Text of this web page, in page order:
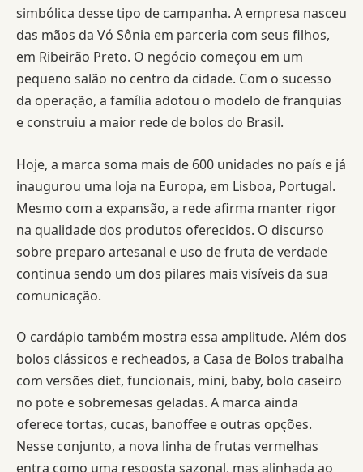
simbólica desse tipo de campanha. A empresa nasceu
das mãos da Vó Sônia em parceria com seus filhos,
em Ribeirão Preto. O negócio começou em um
pequeno salão no centro da cidade. Com o sucesso
da operação, a família adotou o modelo de franquias
e construiu a maior rede de bolos do Brasil.
Hoje, a marca soma mais de 600 unidades no país e já
inaugurou uma loja na Europa, em Lisboa, Portugal.
Mesmo com a expansão, a rede afirma manter rigor
na qualidade dos produtos oferecidos. O discurso
sobre preparo artesanal e uso de fruta de verdade
continua sendo um dos pilares mais visíveis da sua
comunicação.
O cardápio também mostra essa amplitude. Além dos
bolos clássicos e recheados, a Casa de Bolos trabalha
com versões diet, funcionais, mini, baby, bolo caseiro
no pote e sobremesas geladas. A marca ainda
oferece tortas, cucas, banoffee e outras opções.
Nesse conjunto, a nova linha de frutas vermelhas
entra como uma resposta sazonal, mas alinhada ao